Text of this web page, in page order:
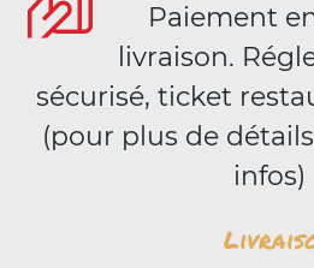
Paiement
livraison.
sécurisé, ticket
(pour plus de
infos)